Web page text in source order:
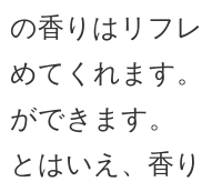
の香りはリフ
めてくれます
ができます。
とはいえ、香